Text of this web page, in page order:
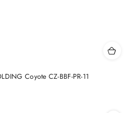
Coyote CZ-BBF-PR-11